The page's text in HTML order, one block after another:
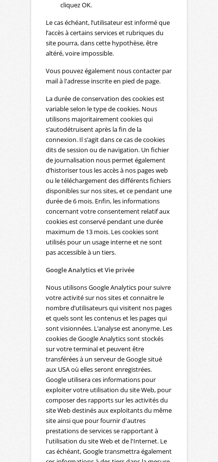
cliquez OK.
Le cas échéant, l’utilisateur est informé que
l’accès à certains services et rubriques du
site pourra, dans cette hypothèse, être
altéré, voire impossible.
Vous pouvez également nous contacter par
mail à l'adresse inscrite en pied de page.
La durée de conservation des cookies est
variable selon le type de cookies. Nous
utilisons majoritairement cookies qui
s’autodétruisent après la fin de la
connexion. Il s’agit dans ce cas de cookies
dits de session ou de navigation. Un fichier
de journalisation nous permet également
d’historiser tous les accès à nos pages web
ou le téléchargement des différents fichiers
disponibles sur nos sites, et ce pendant une
durée de 6 mois. Enfin, les informations
concernant votre consentement relatif aux
cookies est conservé pendant une durée
maximum de 13 mois. Les cookies sont
utilisés pour un usage interne et ne sont
pas accessible à un tiers.
Google Analytics et Vie privée
Nous utilisons Google Analytics pour suivre
votre activité sur nos sites et connaitre le
nombre d’utilisateurs qui visitent nos pages
et quels sont les contenus et les pages qui
sont visionnées. L’analyse est anonyme. Les
cookies de Google Analytics sont stockés
sur votre terminal et peuvent être
transférées à un serveur de Google situé
aux USA où elles seront enregistrées.
Google utilisera ces informations pour
exploiter votre utilisation du site Web, pour
composer des rapports sur les activités du
site Web destinés aux exploitants du même
site ainsi que pour fournir d'autres
prestations de services se rapportant à
l'utilisation du site Web et de l'Internet. Le
cas échéant, Google transmettra également